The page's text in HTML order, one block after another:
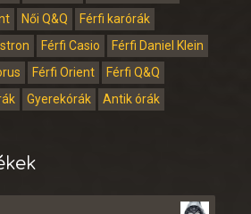
Női Q&Q
Férfi karórák
Férfi Casio
Férfi Daniel Klein
Férfi Orient
Férfi Q&Q
Gyerekórák Antik órák